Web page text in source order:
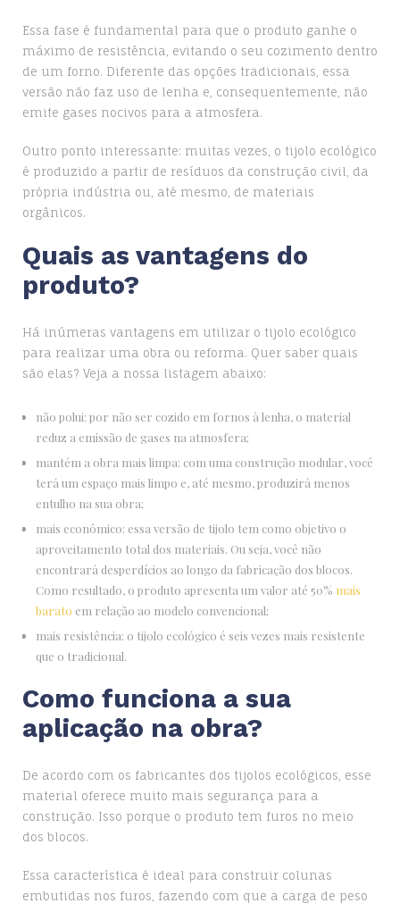
Essa fase é fundamental para que o produto ganhe o
máximo de resistência, evitando o seu cozimento dentro
de um forno. Diferente das opções tradicionais, essa
versão não faz uso de lenha e, consequentemente, não
emite gases nocivos para a atmosfera.
Outro ponto interessante: muitas vezes, o tijolo ecológico
é produzido a partir de resíduos da construção civil, da
própria indústria ou, até mesmo, de materiais
orgânicos.
Quais as vantagens do
produto?
Há inúmeras vantagens em utilizar o tijolo ecológico
para realizar uma obra ou reforma. Quer saber quais
são elas? Veja a nossa listagem abaixo:
não polui: por não ser cozido em fornos à lenha, o material
reduz a emissão de gases na atmosfera;
mantém a obra mais limpa: com uma construção modular, você
terá um espaço mais limpo e, até mesmo, produzirá menos
entulho na sua obra;
mais econômico: essa versão de tijolo tem como objetivo o
aproveitamento total dos materiais. Ou seja, você não
encontrará desperdícios ao longo da fabricação dos blocos.
Como resultado, o produto apresenta um valor até 50% mais
barato em relação ao modelo convencional;
mais resistência: o tijolo ecológico é seis vezes mais resistente
que o tradicional.
Como funciona a sua
aplicação na obra?
De acordo com os fabricantes dos tijolos ecológicos, esse
material oferece muito mais segurança para a
construção. Isso porque o produto tem furos no meio
dos blocos.
Essa característica é ideal para construir colunas
embutidas nos furos, fazendo com que a carga de peso